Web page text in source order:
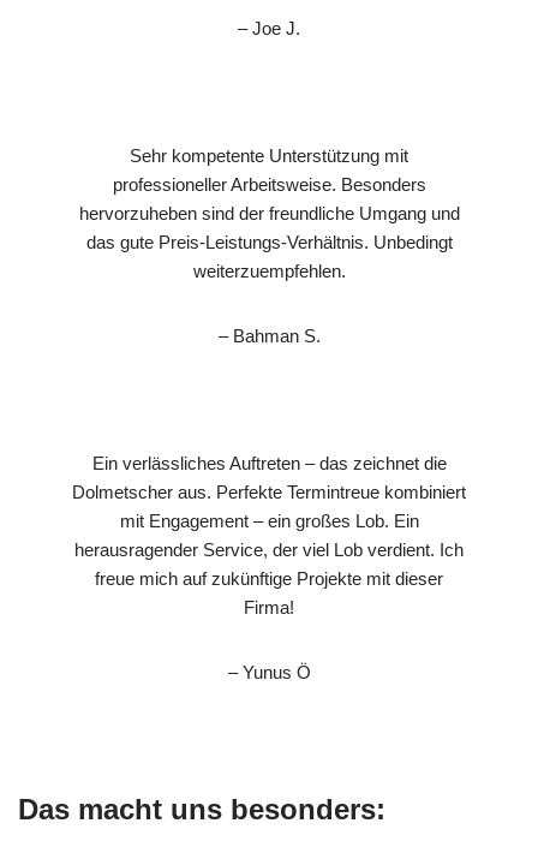
– Joe J.
Sehr kompetente Unterstützung mit
professioneller Arbeitsweise. Besonders
hervorzuheben sind der freundliche Umgang und
das gute Preis-Leistungs-Verhältnis. Unbedingt
weiterzuempfehlen.
– Bahman S.
Ein verlässliches Auftreten – das zeichnet die
Dolmetscher aus. Perfekte Termintreue kombiniert
mit Engagement – ein großes Lob. Ein
herausragender Service, der viel Lob verdient. Ich
freue mich auf zukünftige Projekte mit dieser
Firma!
– Yunus Ö
Das macht uns besonders: